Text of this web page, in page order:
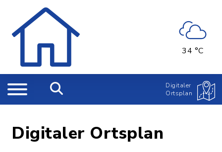
34 °C
Digitaler
Ortsplan
Digitaler Ortsplan